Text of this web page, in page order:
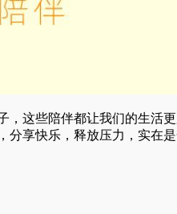
，这些陪伴都让我们的生活
分享快乐，释放压力，实在是